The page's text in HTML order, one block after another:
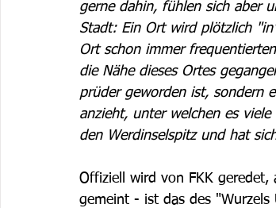
gerne dahin, fühlen sich aber
Stadt: Ein Ort wird plötzlich
Ort schon immer
die Nähe dieses Ortes
prüder geworden ist, sondern
anzieht, unter welchen es
den Werdinselspitz und hat
Offiziell wird von FKK geredet,
gemeint - ist das des "Wurzels